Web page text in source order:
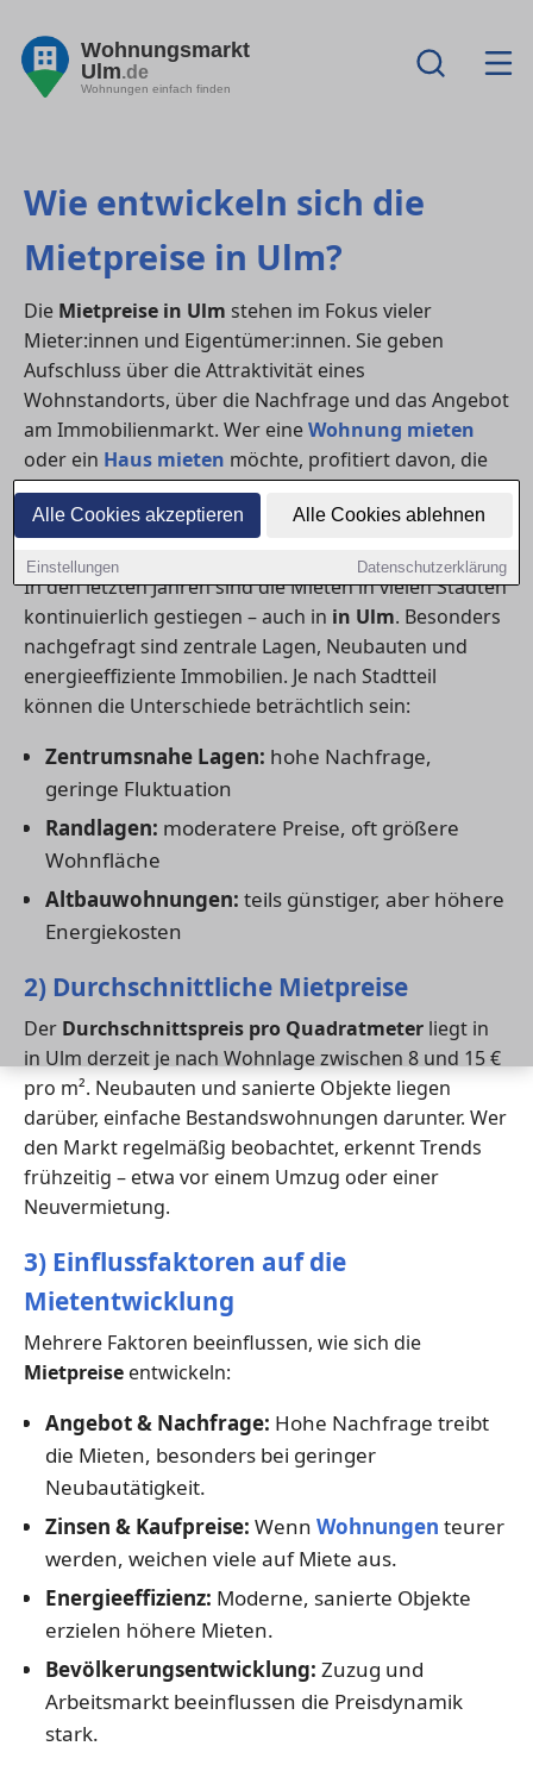
Alle Cookies akzeptieren Alle Cookies ablehnen
Einstellungen Datenschutzerklärung
Wohnungsmarkt
Ulm.de
Wohnungen einfach finden
Wie entwickeln sich die
Mietpreise in Ulm?
Die Mietpreise in Ulm stehen im Fokus vieler
Mieter:innen und Eigentümer:innen. Sie geben
Aufschluss über die Attraktivität eines
Wohnstandorts, über die Nachfrage und das Angebot
am Immobilienmarkt. Wer eineWohnung mieten
oder ein Haus mieten möchte, profitiert davon, die
Preisentwicklung genau zu kennen.
1) Aktuelle Mietpreistrends
In den letzten Jahren sind die Mieten in vielen Städten
kontinuierlich gestiegen – auch in in Ulm. Besonders
nachgefragt sind zentrale Lagen, Neubauten und
energieeffiziente Immobilien. Je nach Stadtteil
können die Unterschiede beträchtlich sein:
Zentrumsnahe Lagen: hohe Nachfrage,
geringe Fluktuation
Randlagen: moderatere Preise, oft größere
Wohnfläche
Altbauwohnungen: teils günstiger, aber höhere
Energiekosten
2) Durchschnittliche Mietpreise
Der Durchschnittspreis pro Quadratmeter liegt in
in Ulm derzeit je nach Wohnlage zwischen 8 und 15 €
pro m². Neubauten und sanierte Objekte liegen
darüber, einfache Bestandswohnungen darunter. Wer
den Markt regelmäßig beobachtet, erkennt Trends
frühzeitig – etwa vor einem Umzug oder einer
Neuvermietung.
3) Einflussfaktoren auf die
Mietentwicklung
Mehrere Faktoren beeinflussen, wie sich die
Mietpreise entwickeln:
Angebot & Nachfrage: Hohe Nachfrage treibt
die Mieten, besonders bei geringer
Neubautätigkeit.
Zinsen & Kaufpreise: Wenn Wohnungen teurer
werden, weichen viele auf Miete aus.
Energieeffizienz: Moderne, sanierte Objekte
erzielen höhere Mieten.
Bevölkerungsentwicklung: Zuzug und
Arbeitsmarkt beeinflussen die Preisdynamik
stark.